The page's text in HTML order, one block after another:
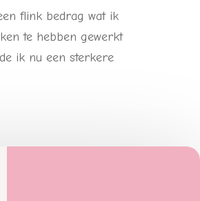
flink bedrag wat ik
te hebben gewerkt
ik nu een sterkere